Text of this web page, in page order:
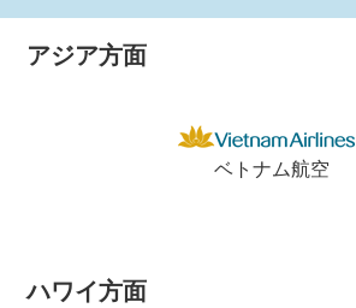
アジア方面
ベトナム航空
ハワイ方面